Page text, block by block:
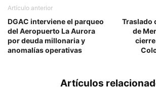
Artículo anterior
DGAC interviene el parqueo
del Aeropuerto La Aurora
por deuda millonaria y
anomalías operativas
Traslado
de
Artículos